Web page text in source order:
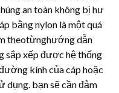
an toàn không bị hư
bằng nylon là một quá
theotừnghướng dẫn
sắp xếp được hệ thống
kính của cáp hoặc
dụng. bạn sẽ cần đảm